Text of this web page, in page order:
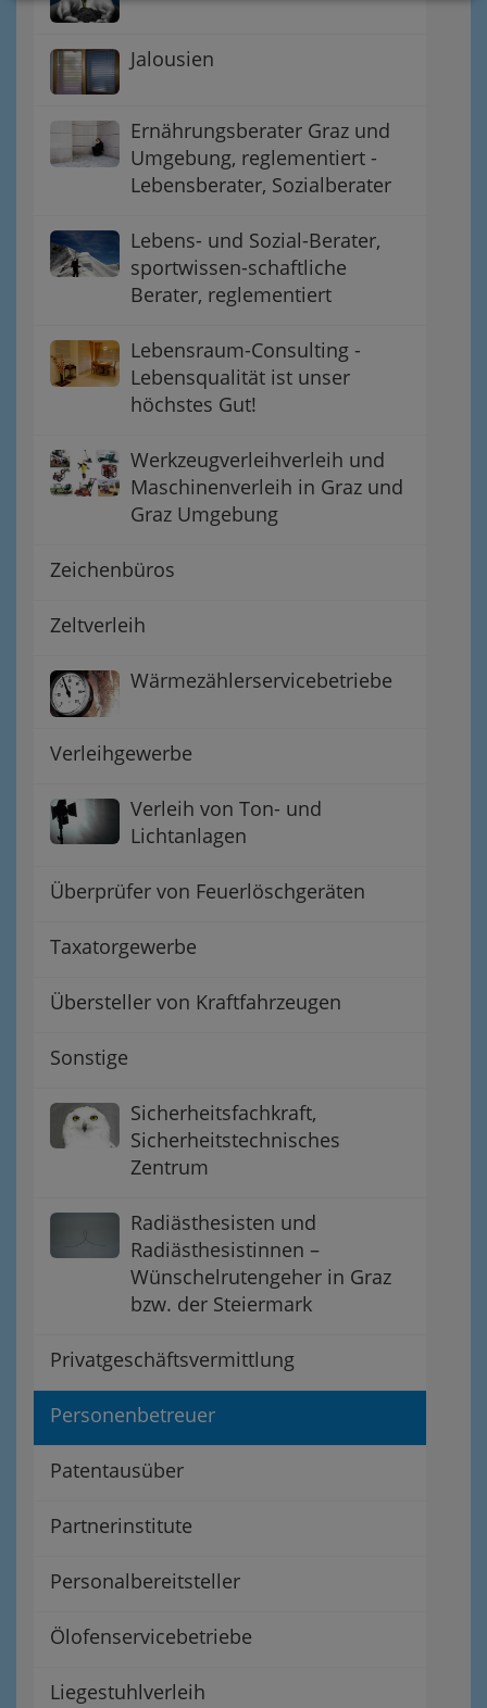
Jalousien
Ernährungsberater Graz und
Umgebung, reglementiert -
Lebensberater, Sozialberater
Lebens- und Sozial-Berater,
sportwissen-schaftliche
Berater, reglementiert
Lebensraum-Consulting -
Lebensqualität ist unser
höchstes Gut!
Werkzeugverleihverleih und
Maschinenverleih in Graz und
Graz Umgebung
Zeichenbüros
Zeltverleih
Wärmezählerservicebetriebe
Verleihgewerbe
Verleih von Ton- und
Lichtanlagen
Überprüfer von Feuerlöschgeräten
Taxatorgewerbe
Übersteller von Kraftfahrzeugen
Sonstige
Sicherheitsfachkraft,
Sicherheitstechnisches
Zentrum
Radiästhesisten und
Radiästhesistinnen –
Wünschelrutengeher in Graz
bzw. der Steiermark
Privatgeschäftsvermittlung
Personenbetreuer
Patentausüber
Partnerinstitute
Personalbereitsteller
Ölofenservicebetriebe
Liegestuhlverleih